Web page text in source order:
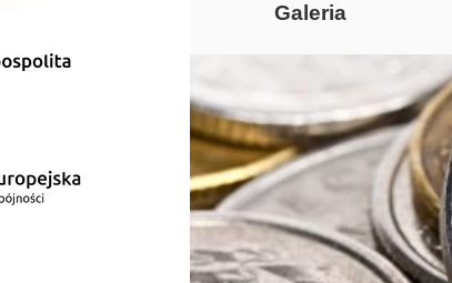
Galeria
Lata 70-te,
Altany lata
Dzień
Dzień